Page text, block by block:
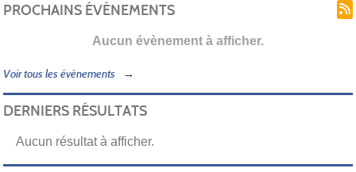
PROCHAINS ÉVÉNEMENTS
Aucun évènement à afficher.
Voir tous les évènements
DERNIERS RÉSULTATS
Aucun résultat à afficher.